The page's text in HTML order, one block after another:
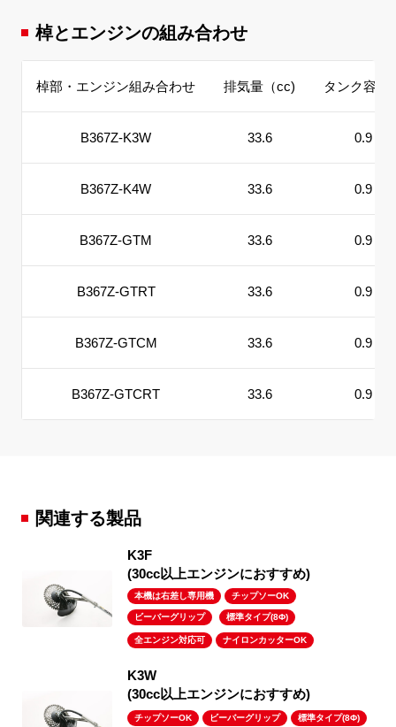
棹とエンジンの組み合わせ
棹部・エンジン組み合わせ 排気量（cc) タンク容量
B367Z-K3W 33.6 0.9
B367Z-K4W 33.6 0.9
B367Z-GTM 33.6 0.9
B367Z-GTRT 33.6 0.9
B367Z-GTCM 33.6 0.9
B367Z-GTCRT 33.6 0.9
関連する製品
(30cc以上エンジンにおすすめ)
本機は右差し専用機 チップソーOK
ビーバーグリップ 標準タイプ(8Φ)
全エンジン対応可 ナイロンカッターOK
(30cc以上エンジンにおすすめ)
チップソーOK ビーバーグリップ 標準タイプ(8Φ)